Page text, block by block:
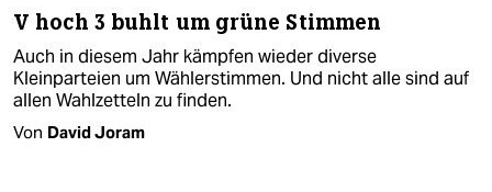
V hoch 3 buhlt um grüne Stimmen
Auch in diesem Jahr kämpfen wieder diverse
Kleinparteien um Wählerstimmen. Und nicht alle sind auf
allen Wahlzetteln zu finden.
Von David Joram